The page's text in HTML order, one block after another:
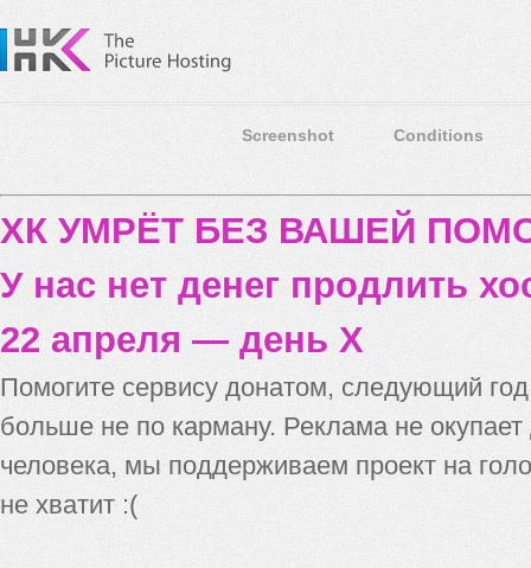
Screenshot Conditions
ХК УМРЁТ БЕЗ ВАШЕЙ
У нас нет денег продлить
22 апреля — день X
Помогите сервису донатом, следующий
больше не по карману. Реклама не
человека, мы поддерживаем проект на
не хватит :(